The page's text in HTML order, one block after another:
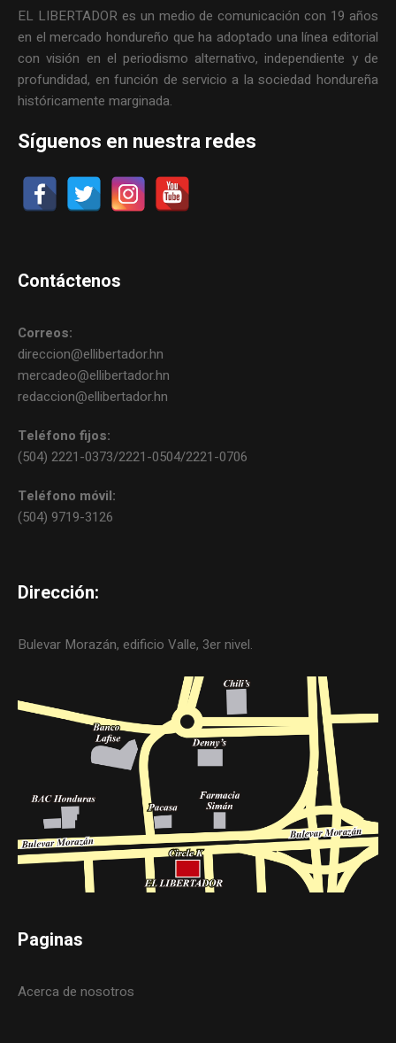
EL LIBERTADOR es un medio de comunicación con 19 años
en el mercado hondureño que ha adoptado una línea editorial
con visión en el periodismo alternativo, independiente y de
profundidad, en función de servicio a la sociedad hondureña
históricamente marginada.
Síguenos en nuestra redes
Contáctenos
Correos:
direccion@ellibertador.hn
mercadeo@ellibertador.hn
redaccion@ellibertador.hn
Teléfono fijos:
(504) 2221-0373/2221-0504/2221-0706
Teléfono móvil:
(504) 9719-3126
Dirección:
Bulevar Morazán, edificio Valle, 3er nivel.
Paginas
Acerca de nosotros